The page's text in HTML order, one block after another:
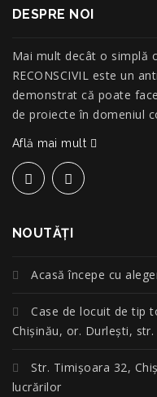
DESPRE NOI
Mai mult decât o simplă
RECONSCIVIL este un
demonstrat că poate
de proiecte în domeniul
Află mai mult
NOUTĂŢI
Acasă începe cu
Case de locuit de tip
Chișinău, or. Durlești,
Str. Timișoara 32,
lucrărilor